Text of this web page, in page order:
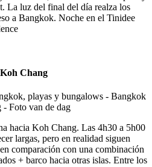
La luz del final del día realza los
a Bangkok. Noche en el Tinidee
Chang
hacia Koh Chang. Las 4h30 a 5h00
largas, pero en realidad siguen
comparación con una combinación
+ barco hacia otras islas. Entre los